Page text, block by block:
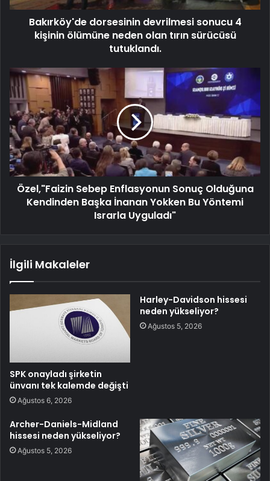
Bakırköy'de dorsesinin devrilmesi sonucu 4
kişinin ölümüne neden olan tırın sürücüsü
tutuklandı.
Özel,"Faizin Sebep Enflasyonun Sonuç Olduğuna
Kendinden Başka İnanan Yokken Bu Yöntemi
Israrla Uyguladı"
İlgili Makaleler
SPK onayladı şirketin
ünvanı tek kalemde değişti
Ağustos 6, 2026
Harley-Davidson hissesi
neden yükseliyor?
Ağustos 5, 2026
Archer-Daniels-Midland
hissesi neden yükseliyor?
Ağustos 5, 2026